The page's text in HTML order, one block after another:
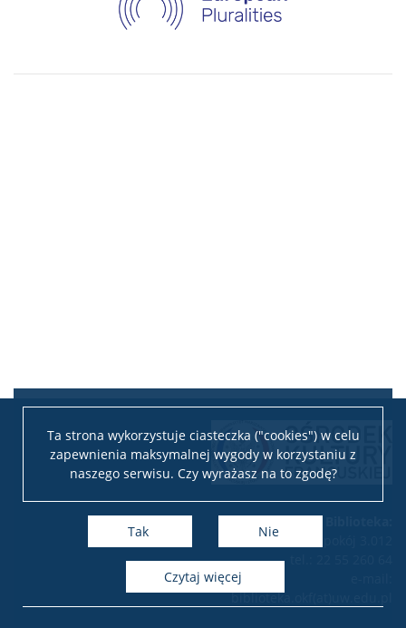
Ta strona wykorzystuje ciasteczka ("cookies") w celu
zapewnienia maksymalnej wygody w korzystaniu z
naszego serwisu. Czy wyrażasz na to zgodę?
Tak Nie
czytaj więcej
biblioteka.okf(at)uw.edu.pl